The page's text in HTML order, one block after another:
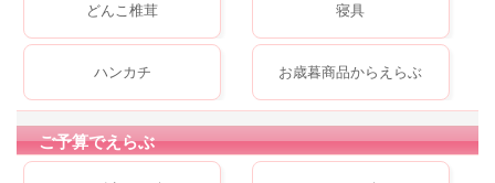
どんこ椎茸 寝具
ハンカチ お歳暮商品からえらぶ
ご予算でえらぶ